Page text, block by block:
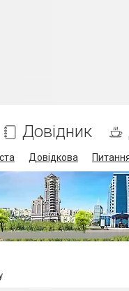
Довідник
Довідкова